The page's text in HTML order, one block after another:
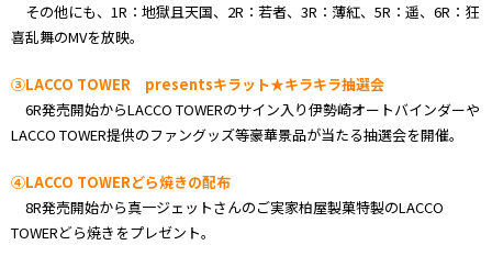
その他にも、1R：地獄且天国、2R：若者、3R：薄紅、5R：遥、6R：狂
喜乱舞のMVを放映。
③LACCO TOWER presentsキラット★キラキラ抽選会
6R発売開始からLACCO TOWERのサイン入り伊勢崎オートバインダーや
LACCO TOWER提供のファングッズ等豪華景品が当たる抽選会を開催。
④LACCO TOWERどら焼きの配布
8R発売開始から真一ジェットさんのご実家柏屋製菓特製のLACCO
TOWERどら焼きをプレゼント。